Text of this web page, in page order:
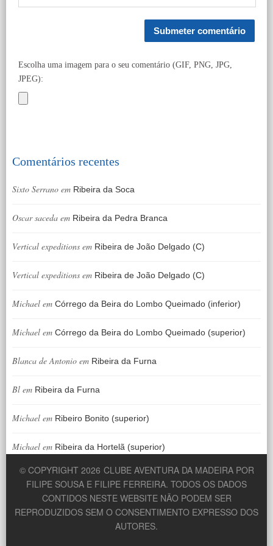
Escolha uma imagem para o seu comentário (GIF, PNG, JPG,
JPEG):
Comentários recentes
Sixto Serrano em Ribeira da Soca
Oscar saceda em Ribeira da Pedra Branca
Vertical expeditions em Ribeira de João Delgado (C)
Vertical expeditions em Ribeira de João Delgado (C)
Michael em Córrego da Beira do Lombo Queimado (inferior)
Michael em Córrego da Beira do Lombo Queimado (superior)
Blanca de Antonio em Ribeira da Furna
Bl em Ribeira da Furna
Michael em Ribeiro Bonito (superior)
Michael em Ribeira da Hortelã (superior)
© COPYRIGHT 2026 CLUBE AVENTURA DA MADEIRA POR
FILIPE SOUSA E FILIPE FERREIRA. TODOS OS DADOS
CONTIDOS NESTE WEBSITE NÃO PODEM SER
REPRODUZIDOS SEM O CONSENTIMENTO EXPRESSO DOS
AUTORES.